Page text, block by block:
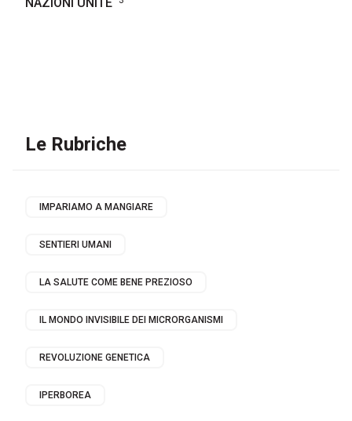
Le Rubriche
IMPARIAMO A MANGIARE
SENTIERI UMANI
LA SALUTE COME BENE PREZIOSO
IL MONDO INVISIBILE DEI MICRORGANISMI
REVOLUZIONE GENETICA
IPERBOREA